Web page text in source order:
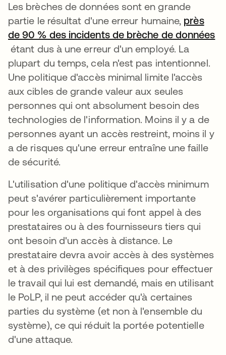
Les brèches de données sont en grande
partie le résultat d'une erreur humaine, près
de 90 % des incidents de brèche de données
s’ouvre dans un nouvel onglet
étant dus à une erreur d'un employé. La
plupart du temps, cela n'est pas intentionnel.
Une politique d'accès minimal limite l'accès
aux cibles de grande valeur aux seules
personnes qui ont absolument besoin des
technologies de l'information. Moins il y a de
personnes ayant un accès restreint, moins il y
a de risques qu'une erreur entraîne une faille
de sécurité.
L'utilisation d'une politique d'accès minimum
peut s'avérer particulièrement importante
pour les organisations qui font appel à des
prestataires ou à des fournisseurs tiers qui
ont besoin d'un accès à distance. Le
prestataire devra avoir accès à des systèmes
et à des privilèges spécifiques pour effectuer
le travail qui lui est demandé, mais en utilisant
le PoLP, il ne peut accéder qu'à certaines
parties du système (et non à l'ensemble du
système), ce qui réduit la portée potentielle
d'une attaque.